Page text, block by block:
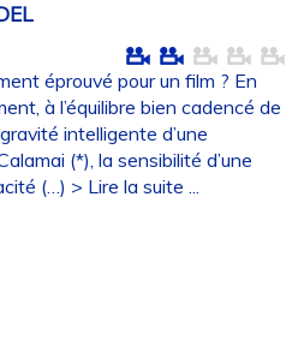
éprouvé pour un film ? En
à l’équilibre bien cadencé de
intelligente d’une
(*), la sensibilité d’une
(…) > Lire la suite ...